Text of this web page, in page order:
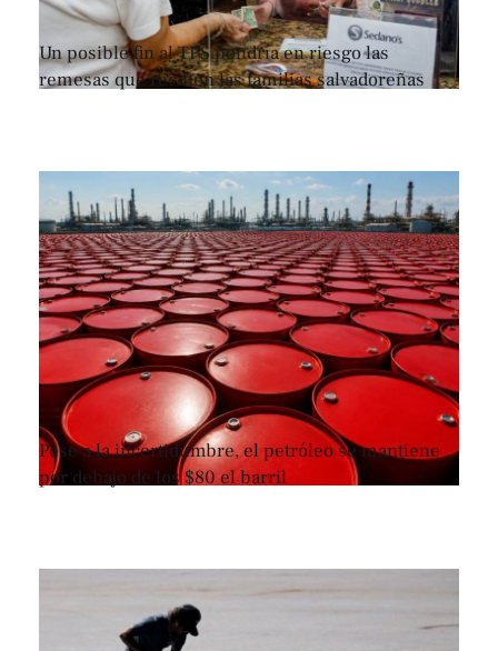
Un posible fin al TPS pondría en riesgo las
remesas que reciben las familias salvadoreñas
Pese a la incertidumbre, el petróleo se mantiene
por debajo de los $80 el barril